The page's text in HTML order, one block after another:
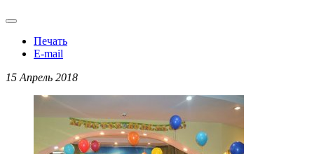
Печать
E-mail
15 Апрель 2018